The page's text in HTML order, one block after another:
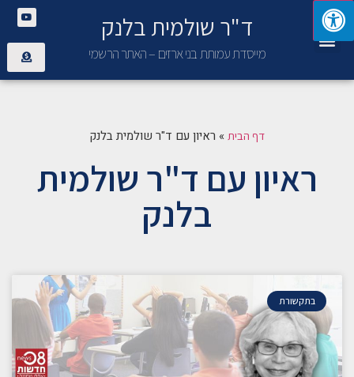
ד"ר שולמית בלנק
מייסדת עמותת בני ארזים – האתר הרשמי
דף הבית » ראיון עם ד"ר שולמית בלנק
ראיון עם ד"ר שולמית
בלנק
בתקשורת